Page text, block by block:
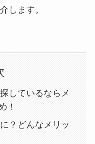
します。
しているならメ
！
？どんなメリッ